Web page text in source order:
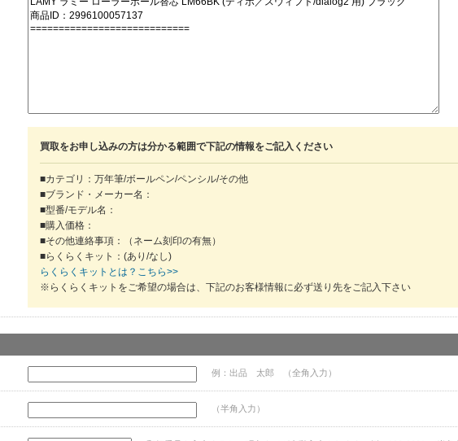
買取をお申し込みの方は分かる範囲で下記の情報をご記入ください
■カテゴリ：万年筆/ボールペン/ペンシル/その他
■ブランド・メーカー名：
■型番/モデル名：
■購入価格：
■その他連絡事項：（ネーム刻印の有無）
■らくらくキット：(あり/なし)
らくらくキットとは？こちら>>
※らくらくキットをご希望の場合は、下記のお客様情報に必ず送り先をご記入下さい
例：出品 太郎 （全角入力）
（半角入力）